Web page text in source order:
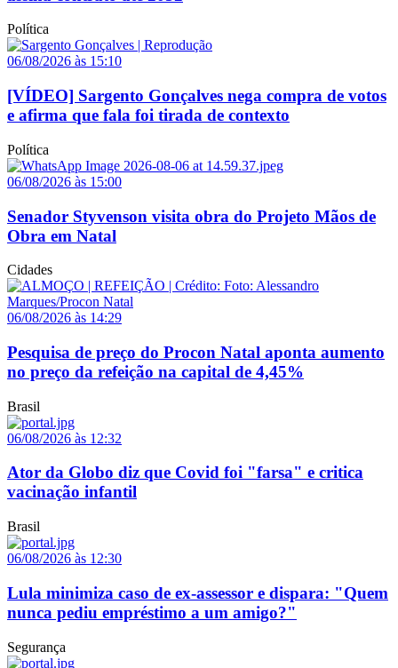
Política
06/08/2026 às 15:10
[VÍDEO] Sargento Gonçalves nega compra de votos
e afirma que fala foi tirada de contexto
Política
06/08/2026 às 15:00
Senador Styvenson visita obra do Projeto Mãos de
Obra em Natal
Cidades
06/08/2026 às 14:29
Pesquisa de preço do Procon Natal aponta aumento
no preço da refeição na capital de 4,45%
Brasil
06/08/2026 às 12:32
Ator da Globo diz que Covid foi "farsa" e critica
vacinação infantil
Brasil
06/08/2026 às 12:30
Lula minimiza caso de ex-assessor e dispara: "Quem
nunca pediu empréstimo a um amigo?"
Segurança